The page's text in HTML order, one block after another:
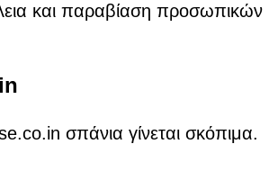
και παραβίαση προσωπικών
σπάνια γίνεται σκόπιμα.